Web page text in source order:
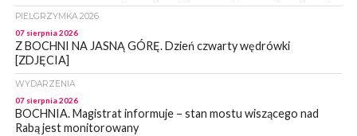
PIELGRZYMKA 2026
07 sierpnia 2026
Z BOCHNI NA JASNĄ GÓRĘ. Dzień czwarty wędrówki
[ZDJĘCIA]
WYDARZENIA
07 sierpnia 2026
BOCHNIA. Magistrat informuje – stan mostu wiszącego nad
Rabą jest monitorowany